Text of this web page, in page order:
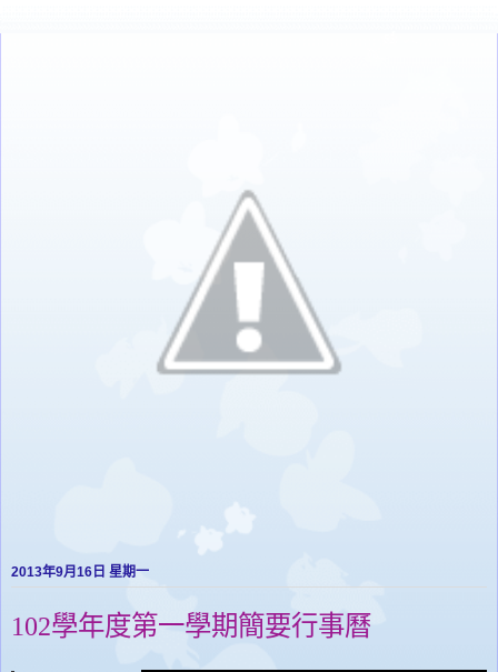
2013年9月16日 星期一
102學年度第一學期簡要行事曆